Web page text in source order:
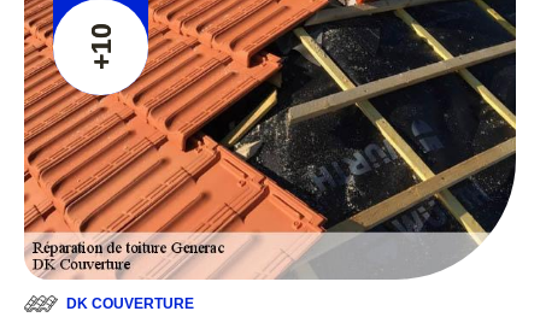
+10
DK COUVERTURE